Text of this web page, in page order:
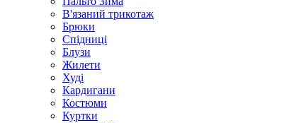
В'язаний трикотаж
Брюки
Спідниці
Блузи
Жилети
Худі
Кардигани
Костюми
Куртки